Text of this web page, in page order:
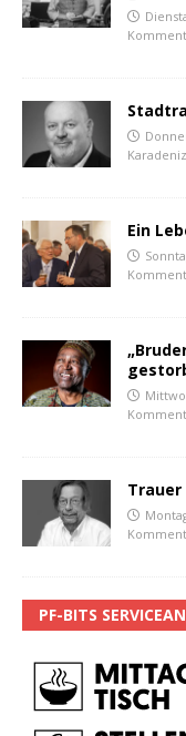
Karadeniz
Ein
Trauer
PF-BITS